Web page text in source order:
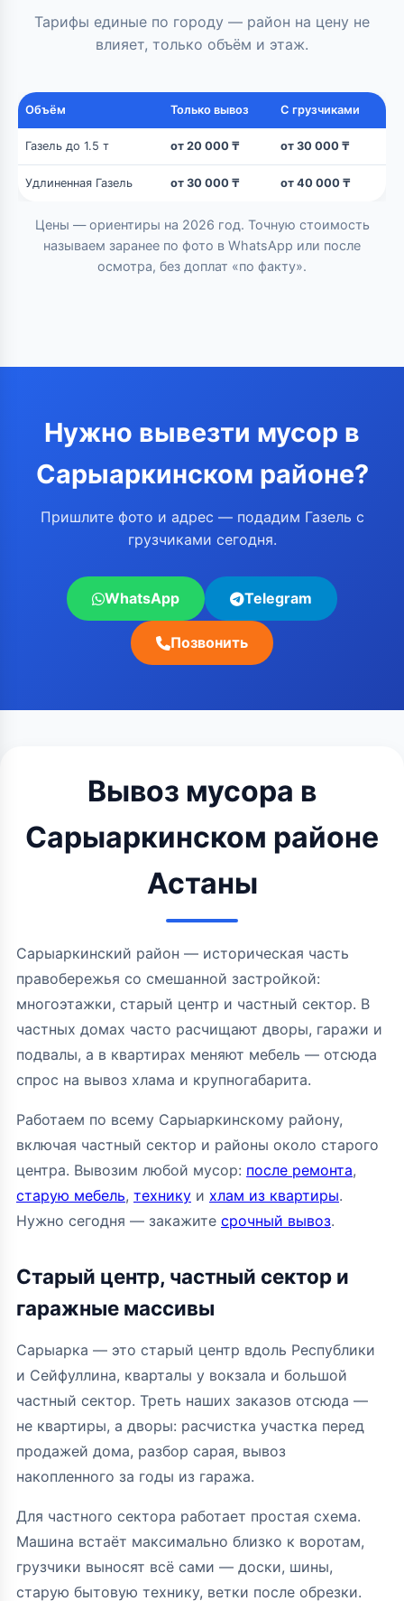
Тарифы единые по городу — район на цену не
влияет, только объём и этаж.
Объём Только вывоз С грузчиками
Газель до 1.5 т от 20 000 ₸ от 30 000 ₸
Удлиненная Газель от 30 000 ₸ от 40 000 ₸
Цены — ориентиры на 2026 год. Точную стоимость
называем заранее по фото в WhatsApp или после
осмотра, без доплат «по факту».
Нужно вывезти мусор в
Сарыаркинском районе?
Пришлите фото и адрес — подадим Газель с
грузчиками сегодня.
WhatsApp Telegram
Позвонить
Вывоз мусора в
Сарыаркинском районе
Астаны
Сарыаркинский район — историческая часть
правобережья со смешанной застройкой:
многоэтажки, старый центр и частный сектор. В
частных домах часто расчищают дворы, гаражи и
подвалы, а в квартирах меняют мебель — отсюда
спрос на вывоз хлама и крупногабарита.
Работаем по всему Сарыаркинскому району,
включая частный сектор и районы около старого
центра. Вывозим любой мусор: после ремонта,
старую мебель, технику и хлам из квартиры.
Нужно сегодня — закажите срочный вывоз.
Старый центр, частный сектор и
гаражные массивы
Сарыарка — это старый центр вдоль Республики
и Сейфуллина, кварталы у вокзала и большой
частный сектор. Треть наших заказов отсюда —
не квартиры, а дворы: расчистка участка перед
продажей дома, разбор сарая, вывоз
накопленного за годы из гаража.
Для частного сектора работает простая схема.
Машина встаёт максимально близко к воротам,
грузчики выносят всё сами — доски, шины,
старую бытовую технику, ветки после обрезки.